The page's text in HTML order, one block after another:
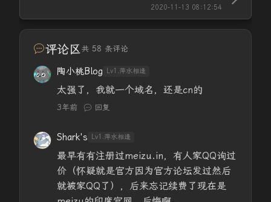
2020-11-13 08:12:54
评论区 共 58 条评论
陶小桃Blog Lv1.萍水相逢
太强了，我就一个域名，还是cn的
3年前 回复
Shark's Lv1.萍水相逢
最早有有注册过meizu.in，有人家QQ询过
价（怀疑就是官方因为官方论坛发过然后
就被家QQ了），后来忘记续费了现在是